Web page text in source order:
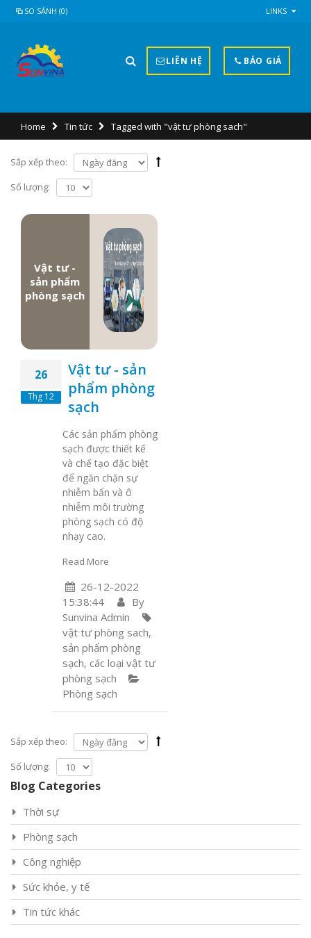
SO SÁNH (0) LINKS
LIÊN HỆ BÁO GIÁ
Home Tin tức Tagged with "vật tư phòng sach"
Sắp xếp theo:
Số lượng:
Vật tư -
sản phẩm
phòng sạch
26
Thg 12
Vật tư - sản
phẩm phòng
sạch
Các sản phẩm phòng
sạch được thiết kế
và chế tạo đặc biệt
để ngăn chặn sự
nhiễm bẩn và ô
nhiễm môi trường
phòng sạch có độ
nhạy cao.
Read More
26-12-2022
15:38:44
By
Sunvina Admin
vật tư phòng sach,
sản phẩm phòng
sạch, các loại vật tư
phòng sạch
Phòng sạch
Sắp xếp theo:
Số lượng:
Blog Categories
Thời sự
Phòng sạch
Công nghiệp
Sức khỏe, y tế
Tin tức khác